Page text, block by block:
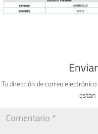
Tu dirección de correo
están